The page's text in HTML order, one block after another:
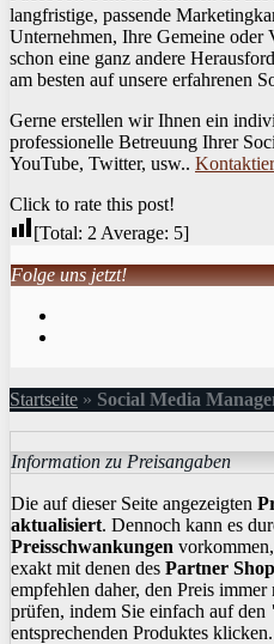
langfristige, passende
Unternehmen, Ihre Gemeine oder
schon eine ganz andere
am besten auf unsere erfahrenen
Gerne erstellen wir Ihnen ein
professionelle Betreuung Ihrer
YouTube, Twitter, usw..
Click to rate this post!
[Total: 2 Average: 5]
Folge uns jetzt!
Startseite » Social Media
Information zu Preisangaben
Die auf dieser Seite angezeigten
aktualisiert. Dennoch kann es
Preisschwankungen
exakt mit denen des Partner
empfehlen daher, den Preis
prüfen, indem Sie einfach auf den
entsprechenden Produktes klicken.